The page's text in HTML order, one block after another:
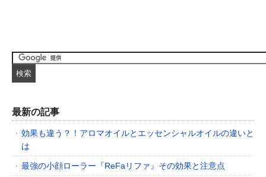
最新の記事
効果も違う？！アロマオイルとエッセンシャルオイルの違いと
は
最強の小顔ローラー『ReFaリファ』その効果と注意点